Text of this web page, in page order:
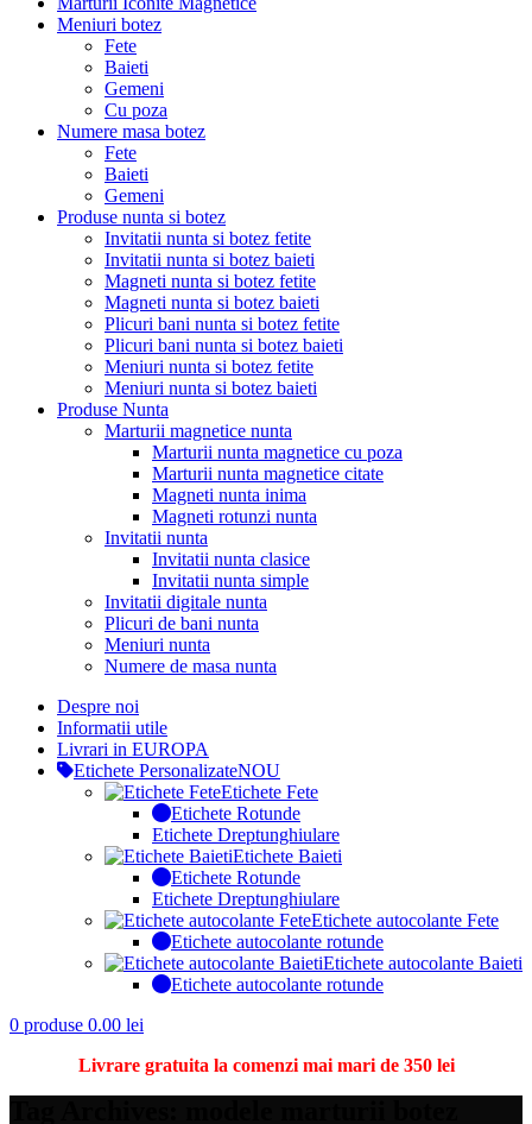
Meniuri botez
Fete
Baieti
Gemeni
Cu poza
Numere masa botez
Fete
Baieti
Gemeni
Produse nunta si botez
Invitatii nunta si botez fetite
Invitatii nunta si botez baieti
Magneti nunta si botez fetite
Magneti nunta si botez baieti
Plicuri bani nunta si botez fetite
Plicuri bani nunta si botez baieti
Meniuri nunta si botez fetite
Meniuri nunta si botez baieti
Produse Nunta
Marturii magnetice nunta
Marturii nunta magnetice cu poza
Marturii nunta magnetice citate
Magneti nunta inima
Magneti rotunzi nunta
Invitatii nunta
Invitatii nunta clasice
Invitatii nunta simple
Invitatii digitale nunta
Plicuri de bani nunta
Meniuri nunta
Numere de masa nunta
Despre noi
Informatii utile
Livrari in EUROPA
Etichete PersonalizateNOU
Etichete Fete
Etichete Rotunde
Etichete Dreptunghiulare
Etichete Baieti
Etichete Rotunde
Etichete Dreptunghiulare
Etichete autocolante Fete
Etichete autocolante rotunde
Etichete autocolante Baieti
Etichete autocolante rotunde
0 produse 0.00 lei
Livrare gratuita la comenzi mai mari de 350 lei